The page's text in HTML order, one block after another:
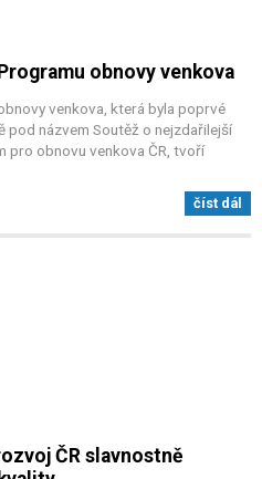
obnovy venkova
venkova, která byla poprvé
pod názvem Soutěž o nejzdařilejší
pro obnovu venkova ČR, tvoří
číst dál
ČR slavnostně